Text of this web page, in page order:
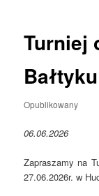
Turniej
Opublikowany
06.06.2026
Zapraszamy na
27.06.2026r. w